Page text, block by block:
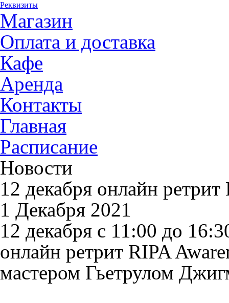
Реквизиты
Магазин
Оплата и доставка
Кафе
Аренда
Контакты
Главная
Расписание
Новости
12 декабря онлайн
1 Декабря 2021
12 декабря с 11:00 до
онлайн ретрит RIPA
мастером Гьетрулом